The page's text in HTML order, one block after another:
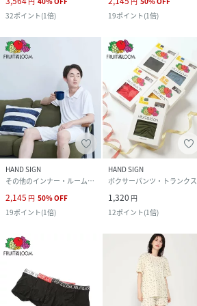
32ポイント(1倍)
19ポイント(1倍)
HAND SIGN
その他のインナー・ルームウェア
2,145 円 50%OFF
19ポイント(1倍)
HAND SIGN
ボクサーパンツ・トランクス
1,320 円
12ポイント(1倍)